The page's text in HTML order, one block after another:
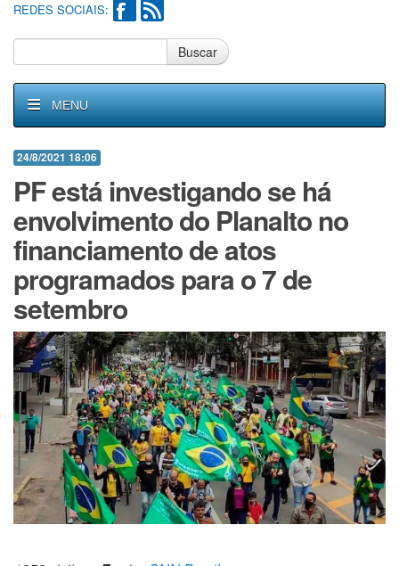
REDES SOCIAIS:
Buscar
MENU
24/8/2021 18:06
PF está investigando se há
envolvimento do Planalto no
financiamento de atos
programados para o 7 de
setembro